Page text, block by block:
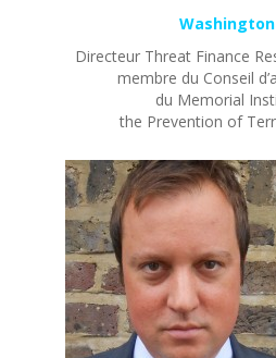
Washington
Directeur Threat Finance
membre du Conseil
du Memorial
the Prevention of